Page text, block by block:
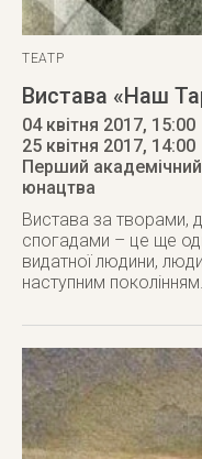
ТЕАТР
Вистава «Наш
04 квітня 2017, 15:00
25 квітня 2017, 14:00
Перший академічний
юнацтва
Вистава за творами,
спогадами – це ще
видатної людини,
наступним